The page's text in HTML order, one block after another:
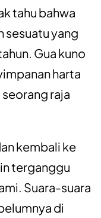
tahu bahwa
sesuatu yang
Gua kuno
harta
raja
kembali ke
terganggu
Suara-suara
di